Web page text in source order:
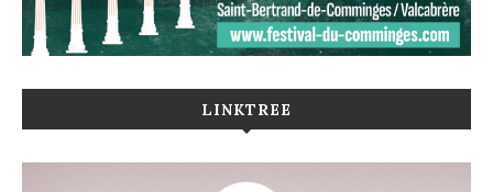
LINKTREE